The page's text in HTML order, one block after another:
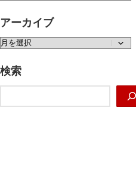
アーカイブ
ア
カ
イ
検索